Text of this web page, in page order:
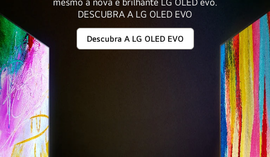
toda
a
linha
QNED
é
mostrada
à
esquerda
e
à
DESCUBRA A LG OLED EVO
Bem-
Vindoao
Descubra A LG OLED EVO